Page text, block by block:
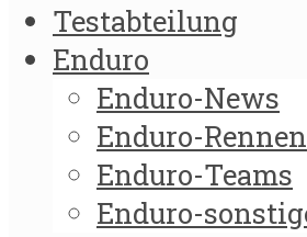
Testabteilung
Enduro
Enduro-News
Enduro-Rennen
Enduro-Teams
Enduro-